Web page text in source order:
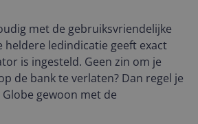
met de gebruiksvriendelijke
heldere ledindicatie geeft exact
is ingesteld. Geen zin om je
de bank te verlaten? Dan regel je
gewoon met de